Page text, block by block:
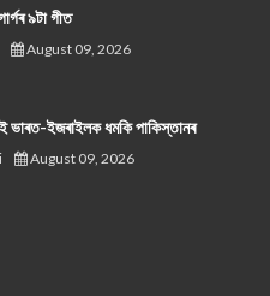
৯টা গীত
August 09, 2026
ভাৰত-ইজৰাইলক ধমকি পাকিস্তানৰ
August 09, 2026